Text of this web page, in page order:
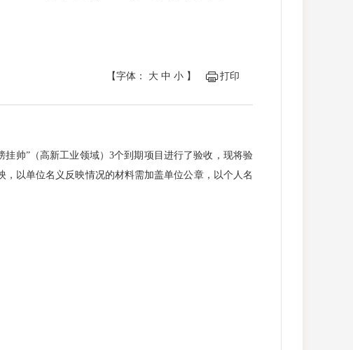
【字体： 大 中 小 】 打印
帅”（高新工业领域）3个到期项目进行了验收，现将验
以单位名义反映情况的材料需加盖单位公章，以个人名